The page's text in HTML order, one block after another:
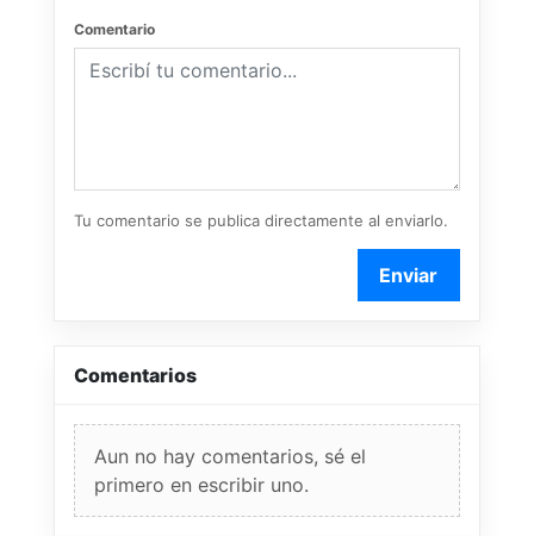
Comentario
Tu comentario se publica directamente al enviarlo.
Enviar
Comentarios
Aun no hay comentarios, sé el
primero en escribir uno.